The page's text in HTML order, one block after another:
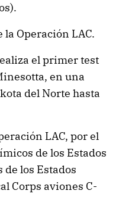
Operación LAC.
el primer test
en una
del Norte hasta
LAC, por el
de los Estados
de los Estados
Corps aviones C-